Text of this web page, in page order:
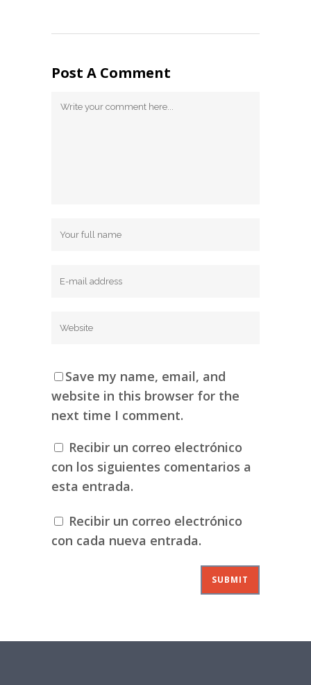
Post A Comment
Save my name, email, and
website in this browser for the
next time I comment.
Recibir un correo electrónico
con los siguientes comentarios a
esta entrada.
Recibir un correo electrónico
con cada nueva entrada.